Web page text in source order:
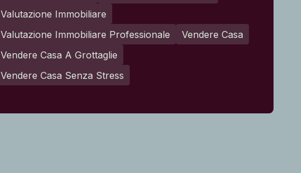
Valutazione Immobiliare
Valutazione Immobiliare Professionale
Vendere Casa
Vendere Casa A Grottaglie
Vendere Casa Senza Stress